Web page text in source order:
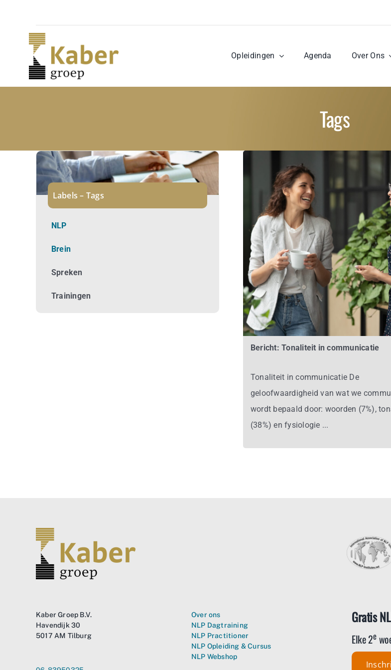
Opleidingen Agenda Over Ons
Tags
Labels – Tags
NLP
Brein
Spreken
Trainingen
Bericht: Tonaliteit in communicatie
Tonaliteit in communicatie De
geloofwaardigheid van wat we
wordt bepaald door: woorden (7%),
(38%) en fysiologie ...
Kaber Groep B.V.
Havendijk 30
5017 AM Tilburg
Over ons
NLP Dagtraining
NLP Practitioner
NLP Opleiding & Cursus
NLP Webshop
Gratis
Elke 2e